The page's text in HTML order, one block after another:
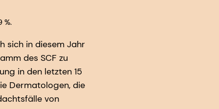
%.
sich in diesem Jahr
des SCF zu
in den letzten 15
Dermatologen, die
von